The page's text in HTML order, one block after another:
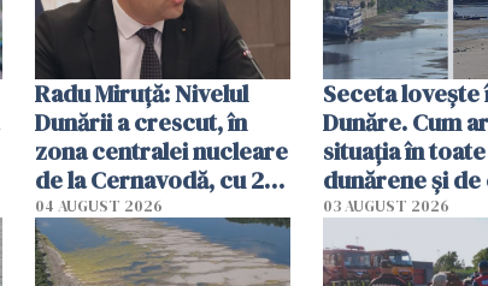
Radu Miruţă: Nivelul
Dunării a crescut, în
zona centralei nucleare
de la Cernavodă, cu 2
cm faţă de ziua trecută
04 AUGUST 2026
Seceta
Dunăre. Cum
situația în
dunărene și de
România
efectele, deși a
în iulie
03 AUGUST 2026